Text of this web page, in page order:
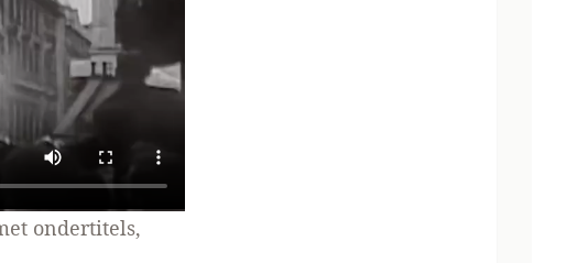
ondertitels,